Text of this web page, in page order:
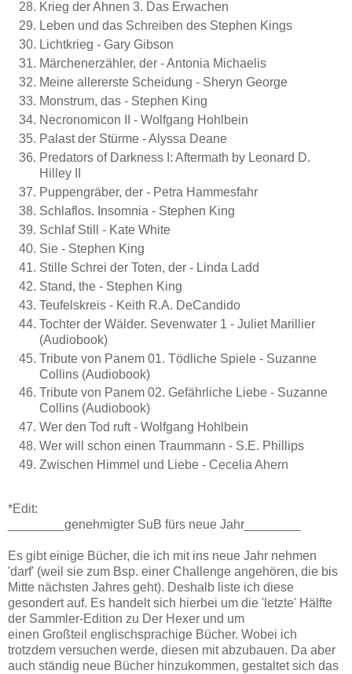
Krieg der Ahnen 3. Das Erwachen
Leben und das Schreiben des Stephen Kings
Lichtkrieg - Gary Gibson
Märchenerzähler, der - Antonia Michaelis
Meine allererste Scheidung - Sheryn George
Monstrum, das - Stephen King
Necronomicon II - Wolfgang Hohlbein
Palast der Stürme - Alyssa Deane
Predators of Darkness I: Aftermath by Leonard D.
Hilley II
Puppengräber, der - Petra Hammesfahr
Schlaflos. Insomnia - Stephen King
Schlaf Still - Kate White
Sie - Stephen King
Stille Schrei der Toten, der - Linda Ladd
Stand, the - Stephen King
Teufelskreis - Keith R.A. DeCandido
Tochter der Wälder. Sevenwater 1 - Juliet Marillier
(Audiobook)
Tribute von Panem 01. Tödliche Spiele - Suzanne
Collins (Audiobook)
Tribute von Panem 02. Gefährliche Liebe - Suzanne
Collins (Audiobook)
Wer den Tod ruft - Wolfgang Hohlbein
Wer will schon einen Traummann - S.E. Phillips
Zwischen Himmel und Liebe - Cecelia Ahern
*Edit:
________genehmigter SuB fürs neue Jahr________
Es gibt einige Bücher, die ich mit ins neue Jahr nehmen
'darf' (weil sie zum Bsp. einer Challenge angehören, die bis
Mitte nächsten Jahres geht). Deshalb liste ich diese
gesondert auf. Es handelt sich hierbei um die 'letzte' Hälfte
der Sammler-Edition zu Der Hexer und um
einen Großteil englischsprachige Bücher. Wobei ich
trotzdem versuchen werde, diesen mit abzubauen. Da aber
auch ständig neue Bücher hinzukommen, gestaltet sich das